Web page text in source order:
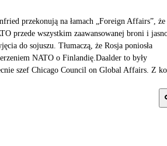
przekonują na łamach „Foreign Affairs”, że
przede wszystkim zaawansowanej broni i
do sojuszu. Tłumaczą, że Rosja poniosła
NATO o Finlandię.Daalder to były
szef Chicago Council on Global Affairs. Z